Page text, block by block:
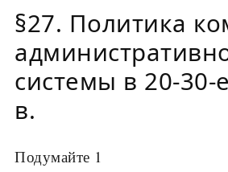
§27. Политика
системы в 20-30-
в.
Подумайте 1